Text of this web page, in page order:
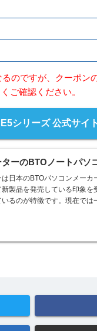
のですが、クーポン
ご確認ください。
シリーズ 公式サイト
ーのBTOノートパソ
日本のBTOパソコンメー
している印象を受けます。 また商品の製造
るのが特徴です。現在では